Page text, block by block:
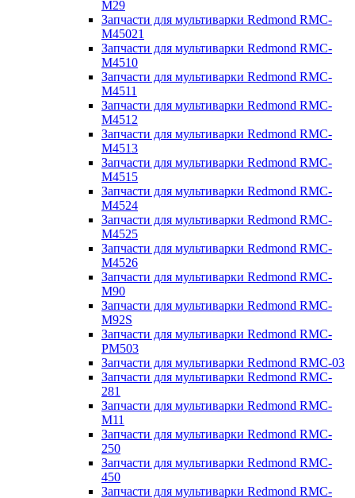
M29
Запчасти для мультиварки Redmond RMC-
M45021
Запчасти для мультиварки Redmond RMC-
M4510
Запчасти для мультиварки Redmond RMC-
M4511
Запчасти для мультиварки Redmond RMC-
M4512
Запчасти для мультиварки Redmond RMC-
M4513
Запчасти для мультиварки Redmond RMC-
M4515
Запчасти для мультиварки Redmond RMC-
M4524
Запчасти для мультиварки Redmond RMC-
M4525
Запчасти для мультиварки Redmond RMC-
M4526
Запчасти для мультиварки Redmond RMC-
M90
Запчасти для мультиварки Redmond RMC-
M92S
Запчасти для мультиварки Redmond RMC-
PM503
Запчасти для мультиварки Redmond RMC-03
Запчасти для мультиварки Redmond RMC-
281
Запчасти для мультиварки Redmond RMC-
M11
Запчасти для мультиварки Redmond RMC-
250
Запчасти для мультиварки Redmond RMC-
450
Запчасти для мультиварки Redmond RMC-